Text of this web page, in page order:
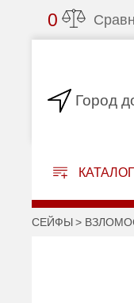
0
Город
КАТАЛОГ
СЕЙФЫ